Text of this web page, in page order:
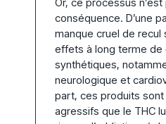
Or, ce processus n’est
conséquence. D’une
manque cruel de recul
effets à long terme de
synthétiques,
neurologique et
part, ces produits
agressifs que le THC